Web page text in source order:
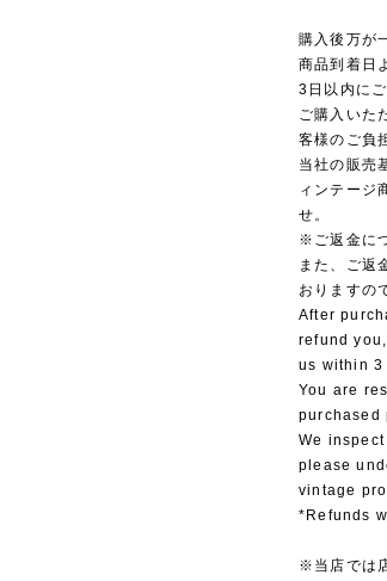
購入後万が
商品到着日
3日以内に
ご購入いた
客様のご負
当社の販売
ィンテージ
せ。
※ご返金に
また、ご返
おりますの
After
refund
us within
You are
purchased
We
please
vintage
*Refunds
※当店では